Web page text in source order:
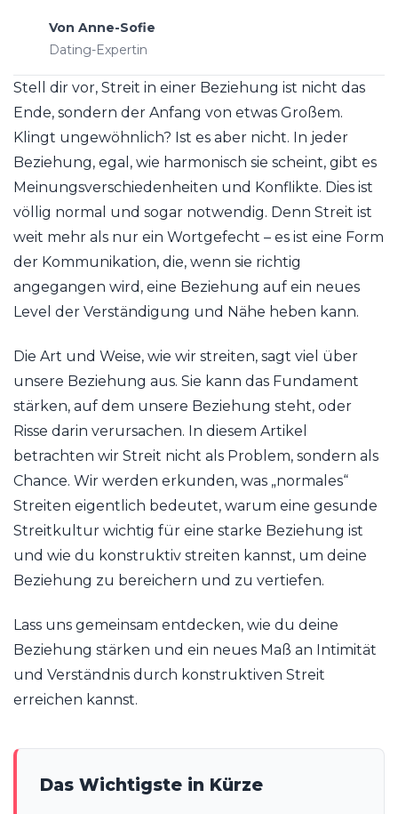
Von Anne-Sofie
Dating-Expertin
Stell dir vor, Streit in einer Beziehung ist nicht das
Ende, sondern der Anfang von etwas Großem.
Klingt ungewöhnlich? Ist es aber nicht. In jeder
Beziehung, egal, wie harmonisch sie scheint, gibt es
Meinungsverschiedenheiten und Konflikte. Dies ist
völlig normal und sogar notwendig. Denn Streit ist
weit mehr als nur ein Wortgefecht – es ist eine Form
der Kommunikation, die, wenn sie richtig
angegangen wird, eine Beziehung auf ein neues
Level der Verständigung und Nähe heben kann.
Die Art und Weise, wie wir streiten, sagt viel über
unsere Beziehung aus. Sie kann das Fundament
stärken, auf dem unsere Beziehung steht, oder
Risse darin verursachen. In diesem Artikel
betrachten wir Streit nicht als Problem, sondern als
Chance. Wir werden erkunden, was „normales“
Streiten eigentlich bedeutet, warum eine gesunde
Streitkultur wichtig für eine starke Beziehung ist
und wie du konstruktiv streiten kannst, um deine
Beziehung zu bereichern und zu vertiefen.
Lass uns gemeinsam entdecken, wie du deine
Beziehung stärken und ein neues Maß an Intimität
und Verständnis durch konstruktiven Streit
erreichen kannst.
Das Wichtigste in Kürze